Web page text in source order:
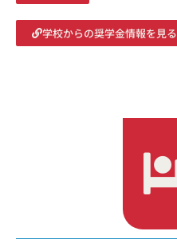
学校からの奨学金情報を見る